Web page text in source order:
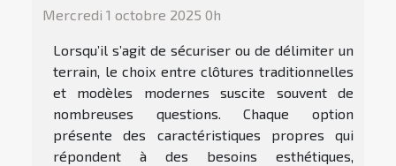
Mercredi 1 octobre 2025 0h
Lorsqu’il s’agit de sécuriser ou de délimiter un
terrain, le choix entre clôtures traditionnelles
et modèles modernes suscite souvent de
nombreuses questions. Chaque option
présente des caractéristiques propres qui
répondent à des besoins esthétiques,